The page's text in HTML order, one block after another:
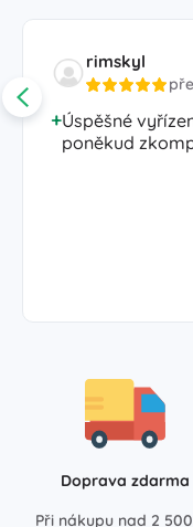
rimskyl
Úspěšné
poněkud
Doprava zdarma
Při nákupu nad 2